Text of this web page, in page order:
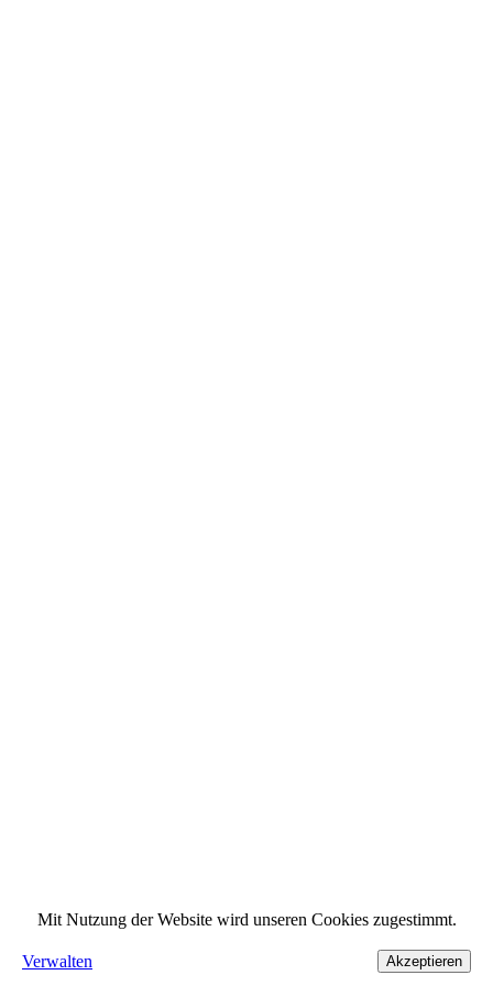
Mit Nutzung der Website wird unseren Cookies zugestimmt.
Verwalten Akzeptieren